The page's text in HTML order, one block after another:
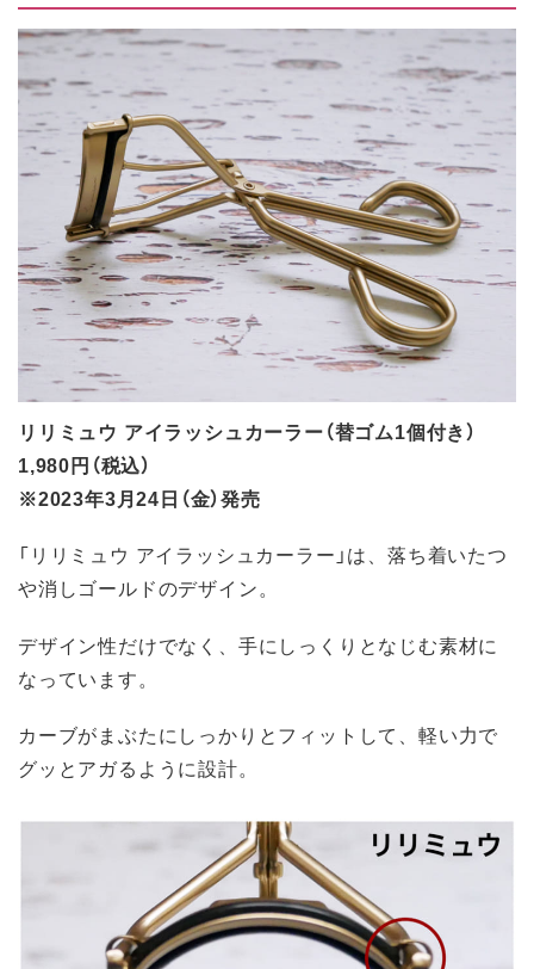
リリミュウ アイラッシュカーラー（替ゴム1個付き）
1,980円（税込）
※2023年3月24日（金）発売
「リリミュウ アイラッシュカーラー」は、落ち着いたつ
や消しゴールドのデザイン。
デザイン性だけでなく、手にしっくりとなじむ素材に
なっています。
カーブがまぶたにしっかりとフィットして、軽い力で
グッとアガるように設計。